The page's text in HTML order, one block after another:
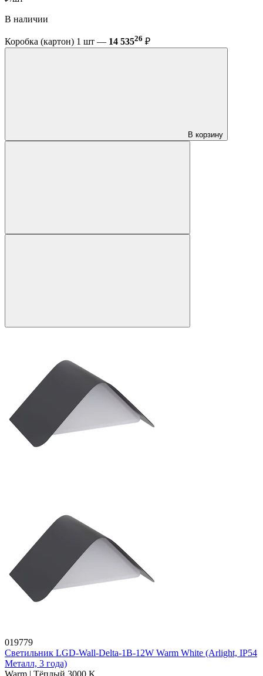
В наличии
Коробка (картон) 1 шт — 14 53526 ₽
В корзину
019779
Светильник LGD-Wall-Delta-1B-12W Warm White (Arlight, IP54
Металл, 3 года)